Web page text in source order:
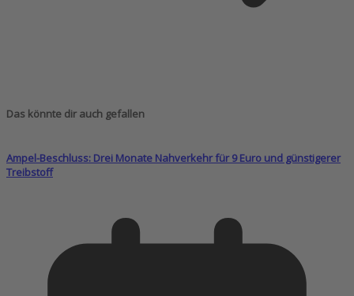
Das könnte dir auch gefallen
Ampel-Beschluss: Drei Monate Nahverkehr für 9 Euro und günstigerer
Treibstoff